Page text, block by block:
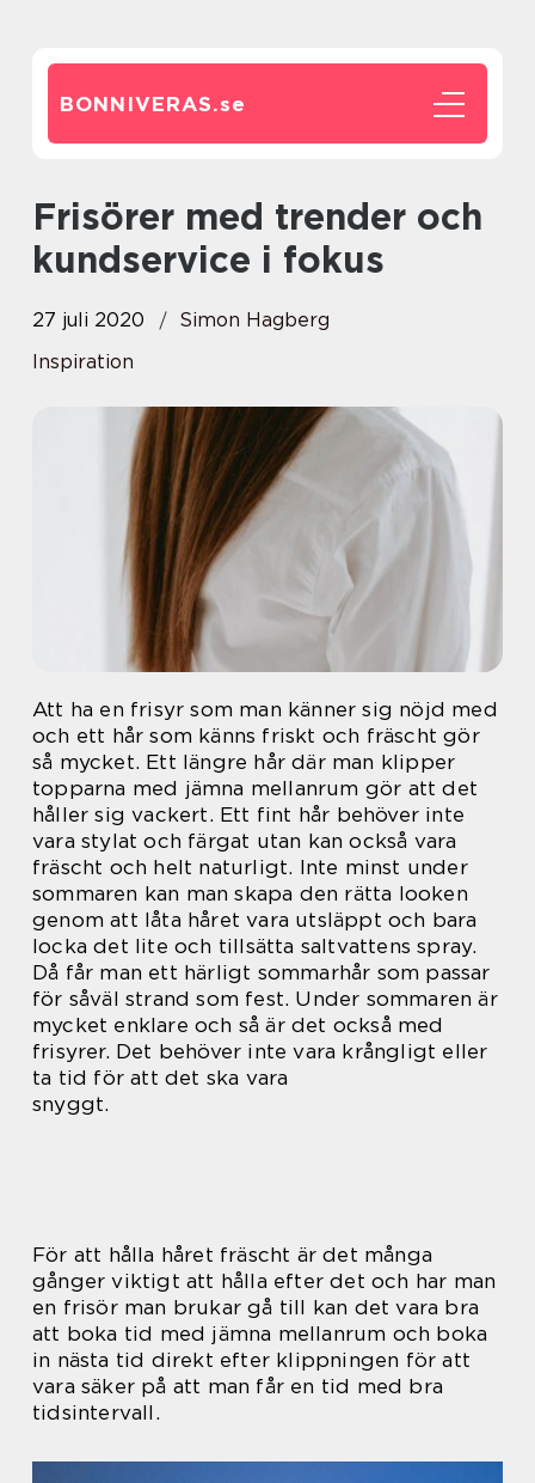
BONNIVERAS.se
Frisörer med trender och
kundservice i fokus
27 juli 2020
Simon Hagberg
Inspiration
Att ha en frisyr som man känner sig nöjd med
och ett hår som känns friskt och fräscht gör
så mycket. Ett längre hår där man klipper
topparna med jämna mellanrum gör att det
håller sig vackert. Ett fint hår behöver inte
vara stylat och färgat utan kan också vara
fräscht och helt naturligt. Inte minst under
sommaren kan man skapa den rätta looken
genom att låta håret vara utsläppt och bara
locka det lite och tillsätta saltvattens spray.
Då får man ett härligt sommarhår som passar
för såväl strand som fest. Under sommaren är
mycket enklare och så är det också med
frisyrer. Det behöver inte vara krångligt eller
ta tid för att det ska vara
snyggt.
För att hålla håret fräscht är det många
gånger viktigt att hålla efter det och har man
en frisör man brukar gå till kan det vara bra
att boka tid med jämna mellanrum och boka
in nästa tid direkt efter klippningen för att
vara säker på att man får en tid med bra
tidsintervall.